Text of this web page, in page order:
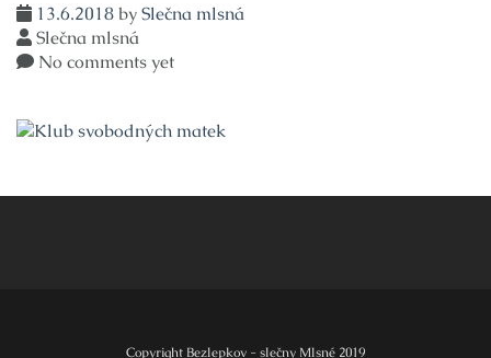
13.6.2018bySlečna mlsná
Slečna mlsná
No comments yet
Navigace
Copyright Bezlepkov - slečny Mlsné 2019